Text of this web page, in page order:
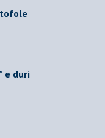
e duri